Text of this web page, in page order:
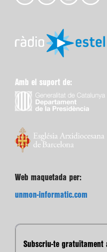
Amb el suport de:
Web maquetada per:
unmon-informatic.com
Subscriu-te gratuïtament